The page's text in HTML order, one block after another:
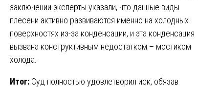
заключении эксперты указали, что данные виды
плесени активно развиваются именно на холодных
поверхностях из-за конденсации, и эта конденсация
вызвана конструктивным недостатком – мостиком
холода.
Итог: Суд полностью удовлетворил иск, обязав